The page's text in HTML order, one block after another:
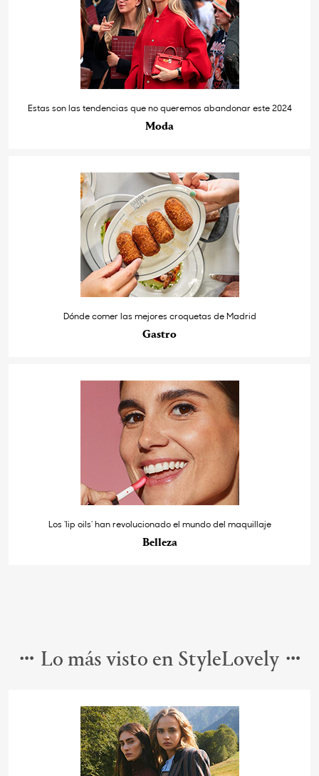
Estas son las tendencias que no queremos abandonar este 2024
Moda
Dónde comer las mejores croquetas de Madrid
Gastro
Los ‘lip oils’ han revolucionado el mundo del maquillaje
Belleza
Lo más visto en StyleLovely